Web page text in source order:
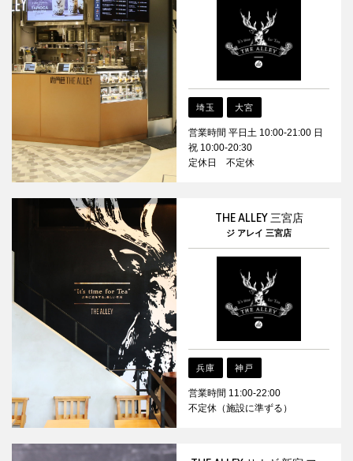
埼玉 大宮
営業時間 平日土 10:00-21:00 日
祝 10:00-20:30
定休日 不定休
THE ALLEY 三宮店
ジ アレイ 三宮店
兵庫 神戸
営業時間 11:00-22:00
不定休（施設に準ずる）